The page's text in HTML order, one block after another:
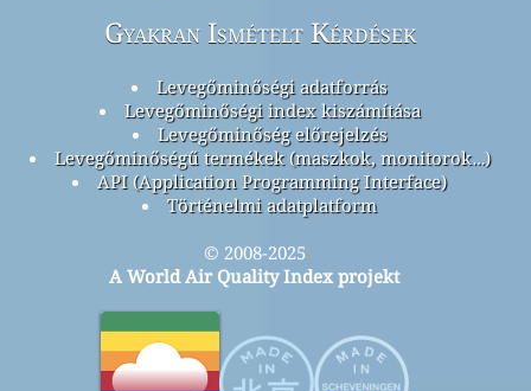
Gyakran Ismételt Kérdések
Levegőminőségi adatforrás
Levegőminőségi index kiszámítása
Levegőminőség előrejelzés
Levegőminőségű termékek (maszkok, monitorok…)
API (Application Programming Interface)
Történelmi adatplatform
© 2008-2025
A World Air Quality Index projekt